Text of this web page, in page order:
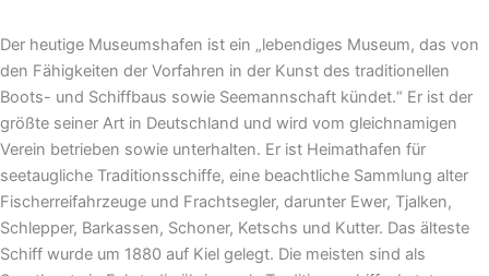
Der heutige Museumshafen ist ein „lebendiges Museum, das von
den Fähigkeiten der Vorfahren in der Kunst des traditionellen
Boots- und Schiffbaus sowie Seemannschaft kündet.“ Er ist der
größte seiner Art in Deutschland und wird vom gleichnamigen
Verein betrieben sowie unterhalten. Er ist Heimathafen für
seetaugliche Traditionsschiffe, eine beachtliche Sammlung alter
Fischerreifahrzeuge und Frachtsegler, darunter Ewer, Tjalken,
Schlepper, Barkassen, Schoner, Ketschs und Kutter. Das älteste
Schiff wurde um 1880 auf Kiel gelegt. Die meisten sind als